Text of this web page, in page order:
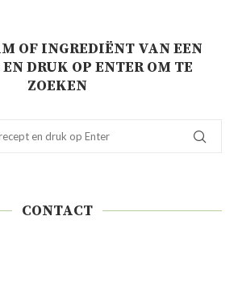
OF INGREDIËNT VAN EEN
DRUK OP ENTER OM TE
ZOEKEN
CONTACT